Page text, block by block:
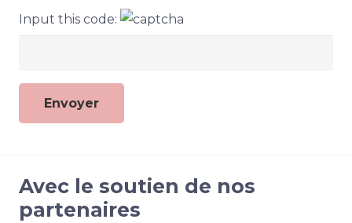
Input this code:
Avec le soutien de nos
partenaires